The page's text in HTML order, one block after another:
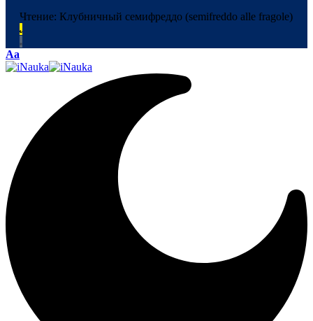
Чтение: Клубничный семифреддо (semifreddo alle fragole)
Аа